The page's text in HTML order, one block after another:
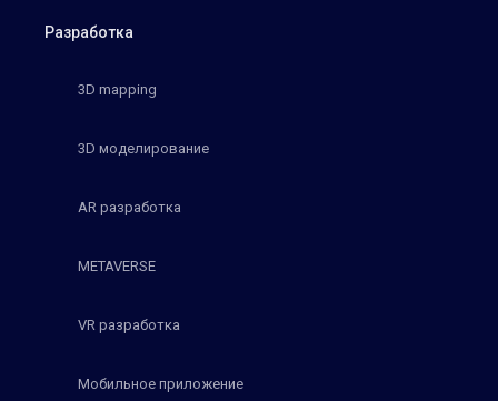
Разработка
3D mapping
3D моделирование
AR разработка
METAVERSE
VR разработка
Мобильное приложение